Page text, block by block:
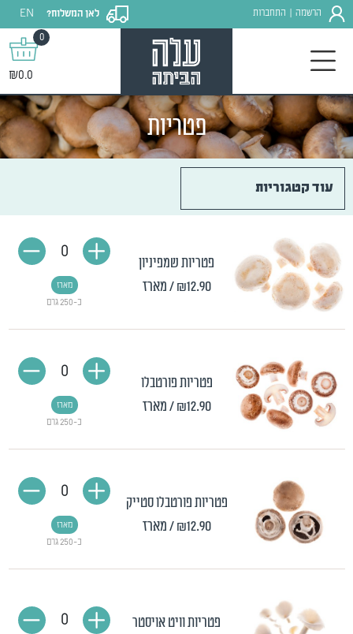
הרשמה התחברות לאן המשלוח?
EN
0
₪0.0
פטריות
עוד קטגוריות
פטריות שמפיניון
₪12.90 / מארז
כ-250 גרם
מארז
0
פטריות פורטבלו
₪12.90 / מארז
כ-250 גרם
מארז
0
פטריות פורטבלו סטייק
₪12.90 / מארז
כ-250 גרם
מארז
0
פטריות וויט אויסטר
0